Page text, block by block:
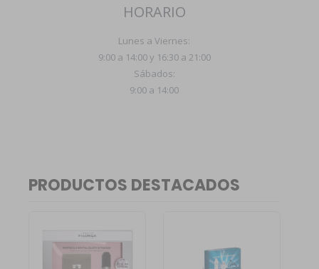
HORARIO
Lunes a Viernes:
9:00 a 14:00 y 16:30 a 21:00
Sábados:
9:00 a 14:00